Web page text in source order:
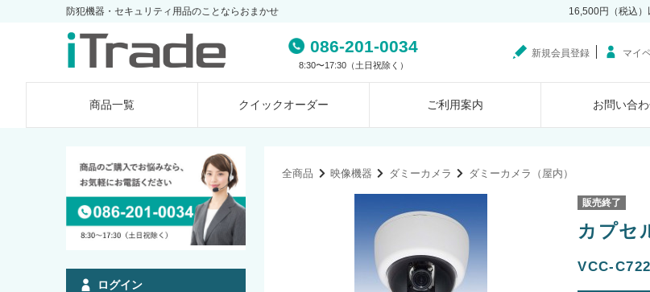
防犯機器・セキュリティ用品のことならおまかせ 16,500円（税込
086-201-0034
8:30〜17:30（土日祝除く）
新規会員登録 マイ
商品一覧 クイックオーダー ご利用案内 お問い合
全商品 映像機器 ダミーカメラ ダミーカメラ（屋内）
販売終了
カプセ
VCC-
ログイン